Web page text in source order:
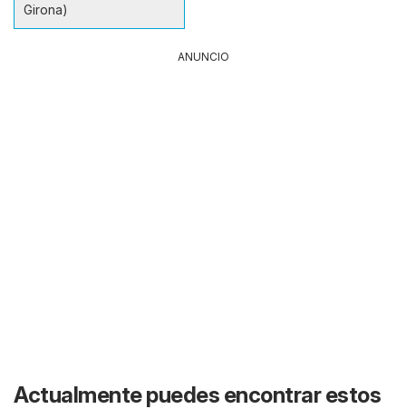
Girona)
ANUNCIO
Actualmente puedes encontrar estos